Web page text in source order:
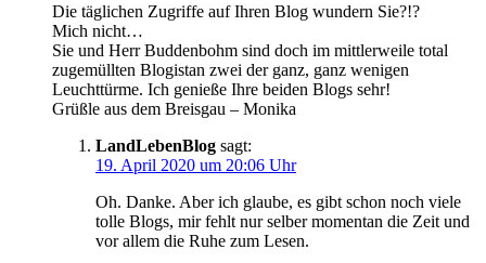
Die täglichen Zugriffe auf Ihren Blog wundern Sie?!?
Mich nicht…
Sie und Herr Buddenbohm sind doch im mittlerweile total
zugemüllten Blogistan zwei der ganz, ganz wenigen
Leuchttürme. Ich genieße Ihre beiden Blogs sehr!
Grüßle aus dem Breisgau – Monika
LandLebenBlog sagt:
19. April 2020 um 20:06 Uhr
Oh. Danke. Aber ich glaube, es gibt schon noch viele
tolle Blogs, mir fehlt nur selber momentan die Zeit und
vor allem die Ruhe zum Lesen.